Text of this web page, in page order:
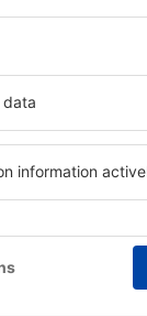
in- en
toont
het
het
u uw
minuten